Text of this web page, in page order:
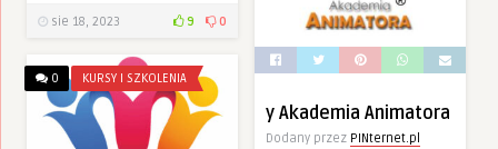
sie 18, 2023 9 0
y Akademia Animatora
Dodany przez PINternet.pl
0 KURSY I SZKOLENIA